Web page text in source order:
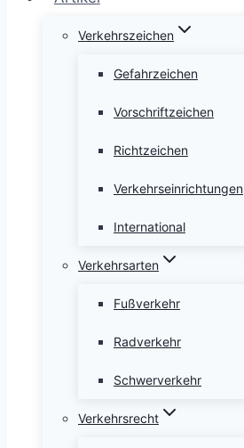
Verkehrszeichen
Gefahrzeichen
Vorschriftzeichen
Richtzeichen
Verkehrseinrichtungen
International
Verkehrsarten
Fußverkehr
Radverkehr
Schwerverkehr
Verkehrsrecht